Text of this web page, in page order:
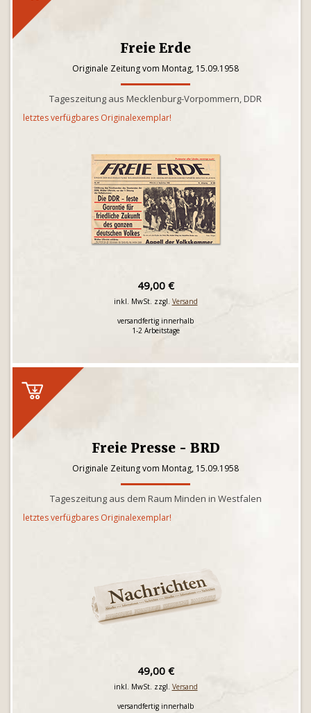
Freie Erde
Originale Zeitung vom Montag, 15.09.1958
Tageszeitung aus Mecklenburg-Vorpommern, DDR
letztes verfügbares Originalexemplar!
49,00 €
inkl. MwSt. zzgl. Versand
versandfertig innerhalb
1-2 Arbeitstage
Freie Presse - BRD
Originale Zeitung vom Montag, 15.09.1958
Tageszeitung aus dem Raum Minden in Westfalen
letztes verfügbares Originalexemplar!
49,00 €
inkl. MwSt. zzgl. Versand
versandfertig innerhalb